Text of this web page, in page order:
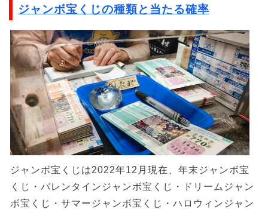
ジャンボ宝くじの種類と当たる確率
ジャンボ宝くじは2022年12月現在、年末ジャンボ宝
くじ・バレンタインジャンボ宝くじ・ドリームジャン
ボ宝くじ・サマージャンボ宝くじ・ハロウィンジャン